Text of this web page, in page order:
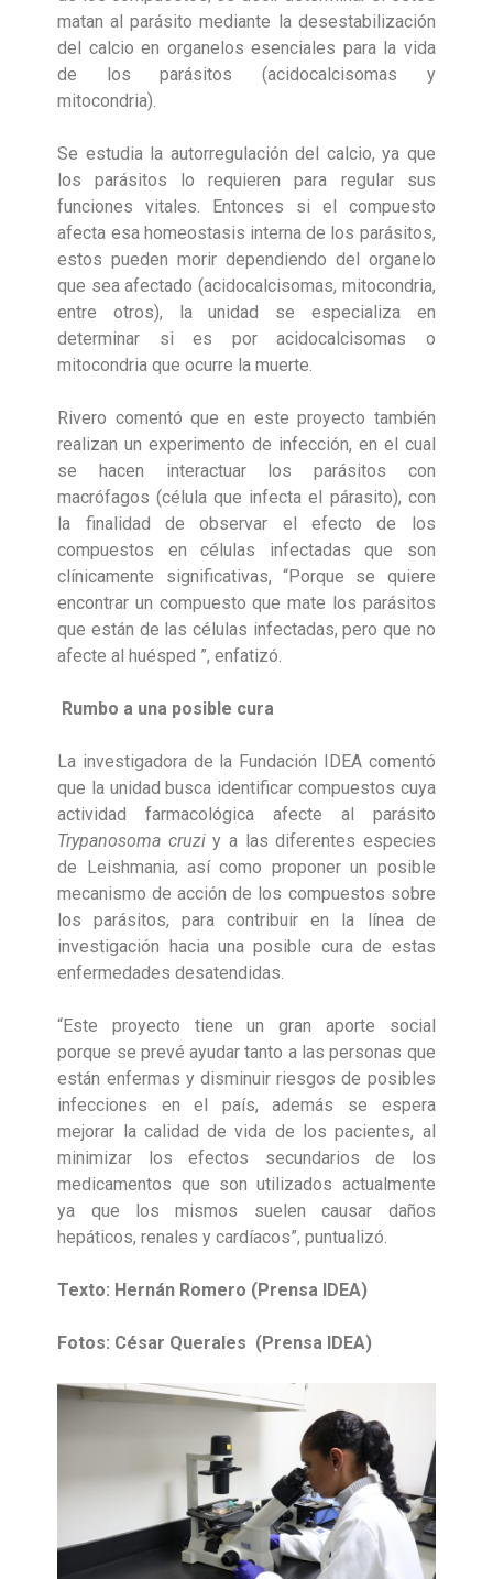
matan al parásito mediante la desestabilización
del calcio en organelos esenciales para la vida
de los parásitos (acidocalcisomas y
mitocondria).
Se estudia la autorregulación del calcio, ya que
los parásitos lo requieren para regular sus
funciones vitales. Entonces si el compuesto
afecta esa homeostasis interna de los parásitos,
estos pueden morir dependiendo del organelo
que sea afectado (acidocalcisomas, mitocondria,
entre otros), la unidad se especializa en
determinar si es por acidocalcisomas o
mitocondria que ocurre la muerte.
Rivero comentó que en este proyecto también
realizan un experimento de infección, en el cual
se hacen interactuar los parásitos con
macrófagos (célula que infecta el párasito), con
la finalidad de observar el efecto de los
compuestos en células infectadas que son
clínicamente significativas, “Porque se quiere
encontrar un compuesto que mate los parásitos
que están de las células infectadas, pero que no
afecte al huésped ”, enfatizó.
Rumbo a una posible cura
La investigadora de la Fundación IDEA comentó
que la unidad busca identificar compuestos cuya
actividad farmacológica afecte al parásito
Trypanosoma cruziy a las diferentes especies
de Leishmania, así como proponer un posible
mecanismo de acción de los compuestos sobre
los parásitos, para contribuir en la línea de
investigación hacia una posible cura de estas
enfermedades desatendidas.
“Este proyecto tiene un gran aporte social
porque se prevé ayudar tanto a las personas que
están enfermas y disminuir riesgos de posibles
infecciones en el país, además se espera
mejorar la calidad de vida de los pacientes, al
minimizar los efectos secundarios de los
medicamentos que son utilizados actualmente
ya que los mismos suelen causar daños
hepáticos, renales y cardíacos”, puntualizó.
Texto: Hernán Romero (Prensa IDEA)
Fotos: César Querales (Prensa IDEA)